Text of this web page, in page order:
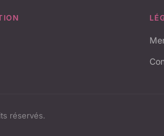
réservés.